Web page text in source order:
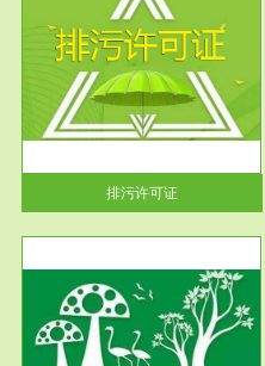
排污许可证
服务范围
应急预案
根据《中华人民共和国环境保护
法》第十九条 企业事业单位应
当按照...
服务范围